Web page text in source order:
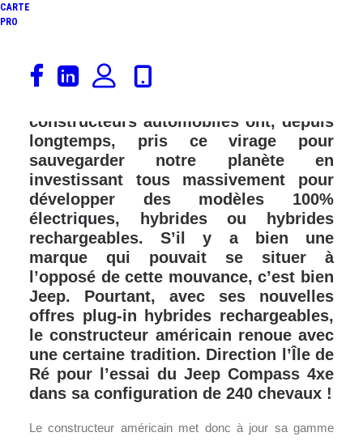
CARTE
PRO
Le monde change et il semblerait
qu’une certaine conscience écologique
constructeurs automobiles ont, depuis
longtemps, pris ce virage pour
sauvegarder notre planète en
investissant tous massivement pour
développer des modèles 100%
électriques, hybrides ou hybrides
rechargeables. S’il y a bien une
marque qui pouvait se situer à
l’opposé de cette mouvance, c’est bien
Jeep. Pourtant, avec ses nouvelles
offres plug-in hybrides rechargeables,
le constructeur américain renoue avec
une certaine tradition. Direction l’Île de
Ré pour l’essai du Jeep Compass 4xe
dans sa configuration de 240 chevaux !
Le constructeur américain met donc à jour sa gamme